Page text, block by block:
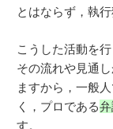
とはならず，執
こうした活動を
その流れや見通
ますから，一般
く，プロである
す。